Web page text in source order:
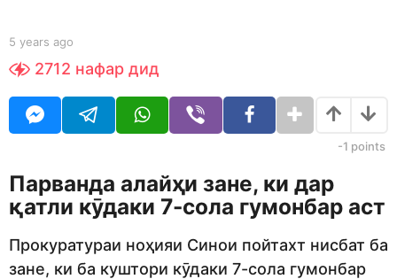
b
Y
O
R
5 years ago
e
o
2712 нафар дид
-1 points
Парванда алайҳи зане, ки дар
қатли кӯдаки 7-сола гумонбар аст
Прокуратураи ноҳияи Синои пойтахт нисбат ба
зане, ки ба куштори кӯдаки 7-сола гумонбар